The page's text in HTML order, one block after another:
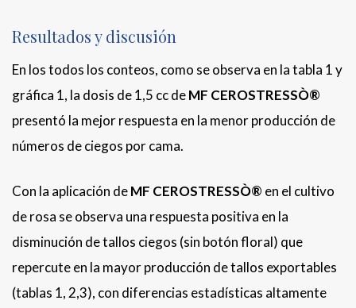
Resultados y discusión
En los todos los conteos, como se observa en la tabla 1 y
gráfica 1, la dosis de 1,5 cc deMF CEROSTRESSÒ®
presentó la mejor respuesta en la menor producción de
números de ciegos por cama.
Con la aplicación deMF CEROSTRESSÒ® en el cultivo
de rosa se observa una respuesta positiva en la
disminución de tallos ciegos (sin botón floral) que
repercute en la mayor producción de tallos exportables
(tablas 1, 2,3), con diferencias estadísticas altamente